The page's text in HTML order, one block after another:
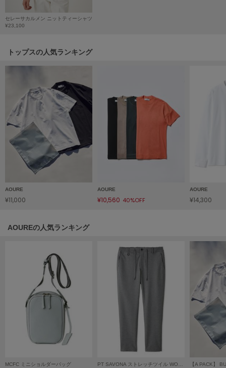
Henon.
へノン
KEEN
キーン
LAATO
ラート
ル
LILY BROWN
リリーブラウン
LILY BROWN Lingerie
リリーブラウンランジェリー
LITTLE UNION TOKYO
リトルユニオン トウキョウ
セレーサカルメン ニットティーシャツ
¥23,100
トップスの人気ランキング
AOURE
¥11,000
AOURE
¥10,560 40%OFF
AOURE
¥14,300
AOUREの人気ランキング
MCFC ミニショルダーバッグ PT SAVONA ストレッチツイル WONDER SHAPE